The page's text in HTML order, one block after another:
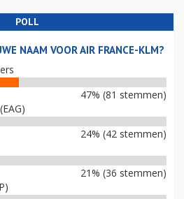
POLL
NAAM VOOR AIR FRANCE-KLM?
47% (81 stemmen)
24% (42 stemmen)
21% (36 stemmen)